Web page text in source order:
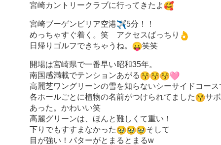
宮崎カントリークラブに行ってきたよ
宮崎ブーゲンビリア空港
5分！！
めっちゃすぐ着く。笑 アクセスばっちり
日帰りゴルフできちゃうね。
笑笑
開場は宮崎県で一番早い昭和35年。
南国感満載でテンションあがる
高麗芝ワングリーンの雪を知らないシーサイドコース
各ホールごとに植物の名前がつけられてました
サ
あった。かわいい笑
高麗グリーンは、ほんと難しくて重い！
下りでもすすまなかった
そして
目が強い！パターがとまるとまるw